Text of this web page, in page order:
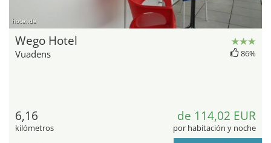
hotel.de
Wego Hotel
Vuadens 86%
6,16
kilómetros
de 114,02 EUR
por habitación y noche